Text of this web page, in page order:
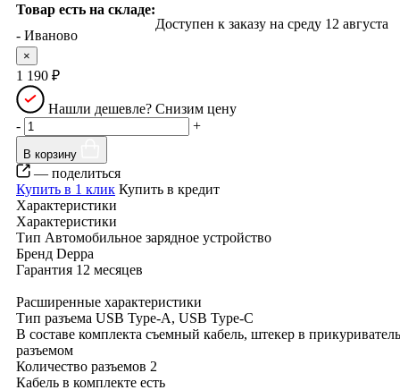
Товар есть на складе:
- Иваново
×
Доступен к заказу
1 190 ₽
Нашли дешевле? Снизим цену
-
+
В корзину
— поделиться
Купить в 1 клик Купить в кредит
Характеристики
Характеристики
Тип Автомобильное зарядное устройство
Бренд Deppa
Гарантия 12 месяцев
Расширенные характеристики
Тип разъема USB Type-A, USB Type-C
В составе комплекта съемный кабель, штекер в
разъемом
Количество разъемов 2
Кабель в комплекте есть